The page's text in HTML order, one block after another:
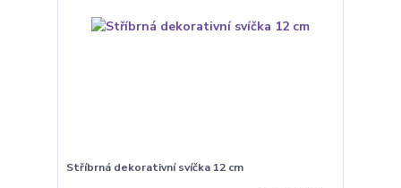
Stříbrná dekorativní svíčka 12 cm